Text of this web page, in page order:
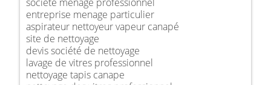
entreprise menage particulier
aspirateur nettoyeur vapeur canapé
site de nettoyage
devis société de nettoyage
lavage de vitres professionnel
nettoyage tapis canape